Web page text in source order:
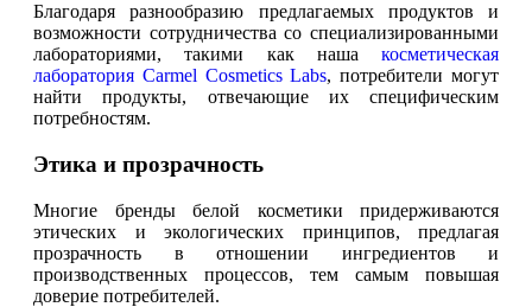
Благодаря разнообразию предлагаемых продуктов и
возможности сотрудничества со специализированными
лабораториями, такими как наша косметическая
лаборатория Carmel Cosmetics Labs, потребители могут
найти продукты, отвечающие их специфическим
потребностям.
Этика и прозрачность
Многие бренды белой косметики придерживаются
этических и экологических принципов, предлагая
прозрачность в отношении ингредиентов и
производственных процессов, тем самым повышая
доверие потребителей.